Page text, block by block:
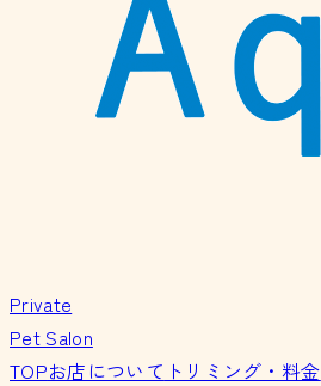
Private
Pet Salon
TOPお店について トリミング・料金